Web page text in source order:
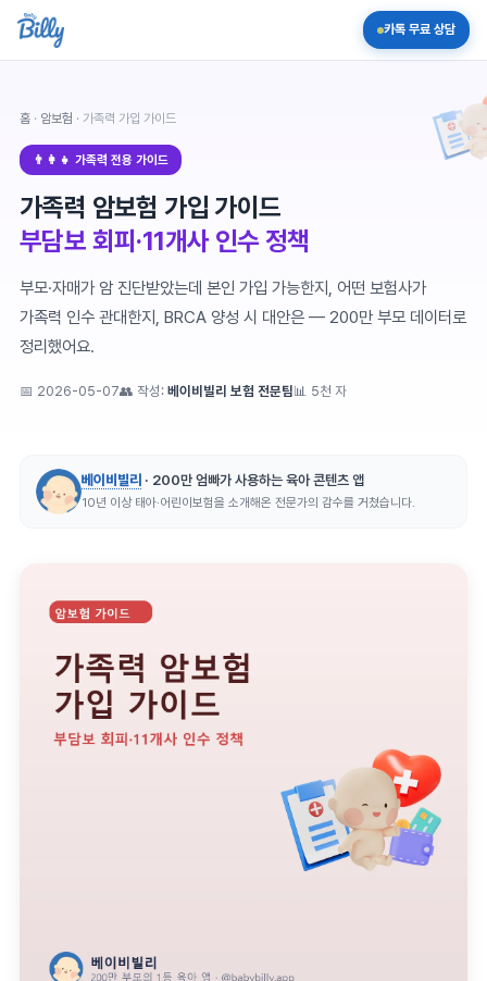
카톡 무료 상담
홈 · 암보험 · 가족력 가입 가이드
👨‍👩‍👧 가족력 전용 가이드
가족력 암보험 가입 가이드
부담보 회피·11개사 인수 정책
부모·자매가 암 진단받았는데 본인 가입 가능한지, 어떤 보험사가
가족력 인수 관대한지, BRCA 양성 시 대안은 — 200만 부모 데이터로
정리했어요.
📅 2026-05-07👥 작성: 베이비빌리 보험 전문팀📊 5천 자
베이비빌리 · 200만 엄빠가 사용하는 육아 콘텐츠 앱
10년 이상 태아·어린이보험을 소개해온 전문가의 감수를 거쳤습니다.